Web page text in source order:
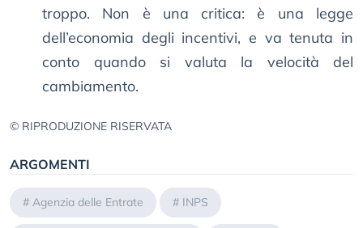
troppo. Non è una critica: è una legge
dell’economia degli incentivi, e va tenuta in
conto quando si valuta la velocità del
cambiamento.
© RIPRODUZIONE RISERVATA
ARGOMENTI
# Agenzia delle Entrate # INPS